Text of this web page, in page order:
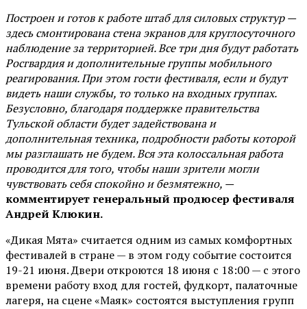
Построен и готов к работе штаб для силовых структур —
здесь смонтирована стена экранов для круглосуточного
наблюдение за территорией. Все три дня будут работать
Росгвардия и дополнительные группы мобильного
реагирования. При этом гости фестиваля, если и будут
видеть наши службы, то только на входных группах.
Безусловно, благодаря поддержке правительства
Тульской области будет задействована и
дополнительная техника, подробности работы которой
мы разглашать не будем. Вся эта колоссальная работа
проводится для того, чтобы наши зрители могли
чувствовать себя спокойно и безмятежно, —
комментирует генеральный продюсер фестиваля
Андрей Клюкин.
«Дикая Мята» считается одним из самых комфортных
фестивалей в стране — в этом году событие состоится
19-21 июня. Двери откроются 18 июня с 18:00 — с этого
времени работу вход для гостей, фудкорт, палаточные
лагеря, на сцене «Маяк» состоятся выступления групп